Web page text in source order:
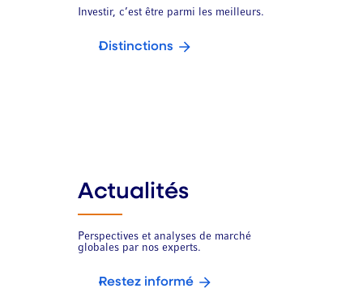
Investir, c’est être parmi les meilleurs.
Distinctions
Actualités
Perspectives et analyses de marché
globales par nos experts.
Restez informé